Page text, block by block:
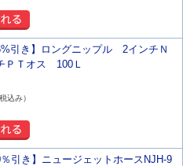
引き】ロングニップル 2インチＮ
ＰＴオス 100Ｌ
税込み）
％引き】ニュージェットホースNJH-9